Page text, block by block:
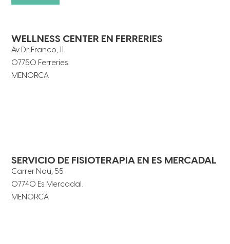
WELLNESS CENTER EN FERRERIES
Av. Dr. Franco, 11
07750 Ferreries.
MENORCA
SERVICIO DE FISIOTERAPIA EN ES MERCADAL
Carrer Nou, 55
07740 Es Mercadal.
MENORCA